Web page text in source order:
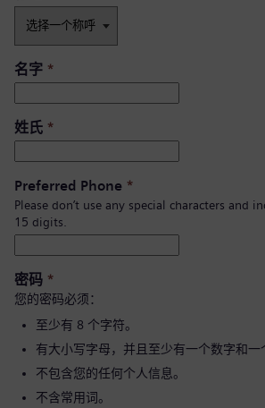
名字 *
姓氏 *
Preferred Phone *
Please don’t use any special characters and
15 digits.
密码 *
您的密码必须：
至少有 8 个字符。
有大小写字母，并且至少有一个数字和一
不包含您的任何个人信息。
不含常用词。